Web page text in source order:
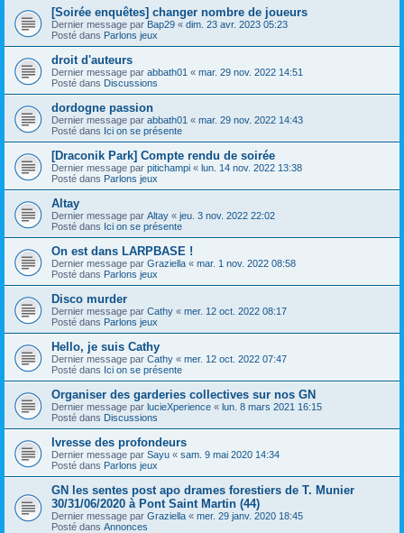
[Soirée enquêtes] changer nombre de joueurs
Dernier message par Bap29 « dim. 23 avr. 2023 05:23
Posté dans Parlons jeux
droit d'auteurs
Dernier message par abbath01 « mar. 29 nov. 2022 14:51
Posté dans Discussions
dordogne passion
Dernier message par abbath01 « mar. 29 nov. 2022 14:43
Posté dans Ici on se présente
[Draconik Park] Compte rendu de soirée
Dernier message par pitichampi « lun. 14 nov. 2022 13:38
Posté dans Parlons jeux
Altay
Dernier message par Altay « jeu. 3 nov. 2022 22:02
Posté dans Ici on se présente
On est dans LARPBASE !
Dernier message par Graziella « mar. 1 nov. 2022 08:58
Posté dans Parlons jeux
Disco murder
Dernier message par Cathy « mer. 12 oct. 2022 08:17
Posté dans Parlons jeux
Hello, je suis Cathy
Dernier message par Cathy « mer. 12 oct. 2022 07:47
Posté dans Ici on se présente
Organiser des garderies collectives sur nos GN
Dernier message par lucieXperience « lun. 8 mars 2021 16:15
Posté dans Discussions
Ivresse des profondeurs
Dernier message par Sayu « sam. 9 mai 2020 14:34
Posté dans Parlons jeux
GN les sentes post apo drames forestiers de T. Munier
30/31/06/2020 à Pont Saint Martin (44)
Dernier message par Graziella « mer. 29 janv. 2020 18:45
Posté dans Annonces